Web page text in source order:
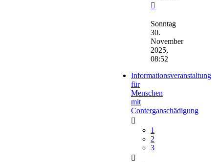
Beitrag
Sonntag
30.
November
2025,
08:52
Informationsveranstaltung
für
Menschen
mit
Conterganschädigung
1
2
3